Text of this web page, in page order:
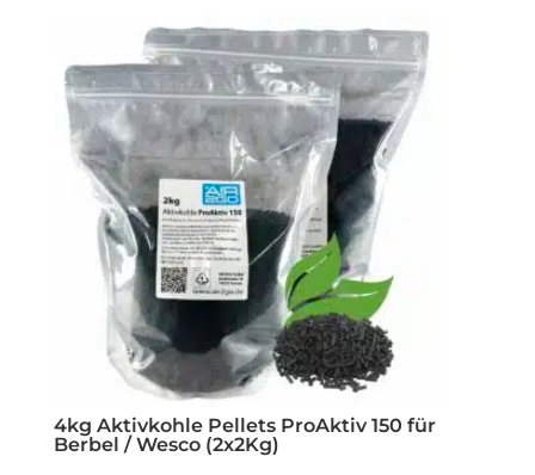
4kg Aktivkohle Pellets ProAktiv 150 für
Berbel / Wesco (2x2Kg)